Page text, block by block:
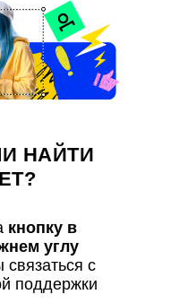
кнопку в
углу
связаться с
поддержки
НАЙТИ